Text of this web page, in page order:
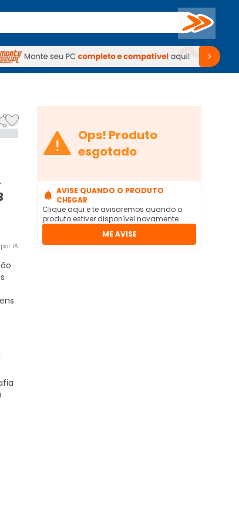
Buscar
Computadores Periféricos TV Venda no KaBuM!
Periféricos TV Venda no KaBuM!

IA
 Ops! Produto
esgotado
 AVISE QUANDO O PRODUTO
CHEGAR
Clique aqui e te avisaremos quando o
produto estiver disponível novamente
ME AVISE